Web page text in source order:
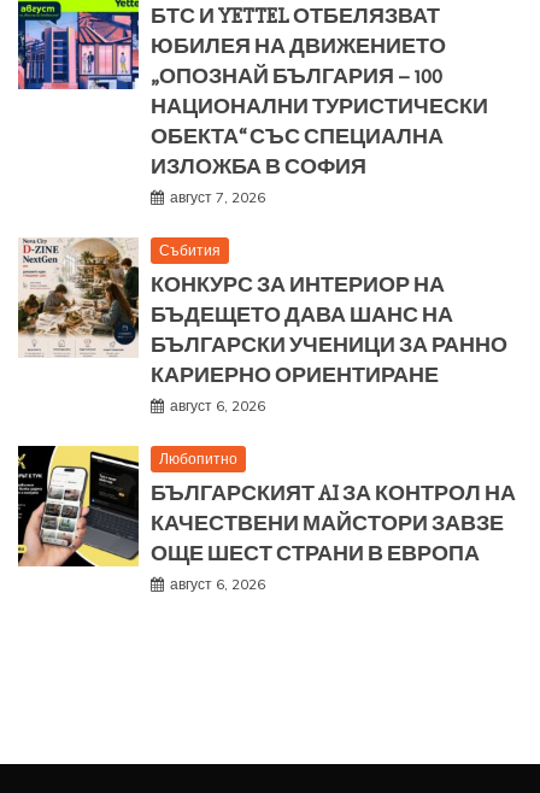
БТС И YETTEL ОТБЕЛЯЗВАТ
ЮБИЛЕЯ НА ДВИЖЕНИЕТО
„ОПОЗНАЙ БЪЛГАРИЯ – 100
НАЦИОНАЛНИ ТУРИСТИЧЕСКИ
ОБЕКТА“ СЪС СПЕЦИАЛНА
ИЗЛОЖБА В СОФИЯ
август 7, 2026
Събития
КОНКУРС ЗА ИНТЕРИОР НА
БЪДЕЩЕТО ДАВА ШАНС НА
БЪЛГАРСКИ УЧЕНИЦИ ЗА РАННО
КАРИЕРНО ОРИЕНТИРАНЕ
август 6, 2026
Любопитно
БЪЛГАРСКИЯТ AI ЗА КОНТРОЛ НА
КАЧЕСТВЕНИ МАЙСТОРИ ЗАВЗЕ
ОЩЕ ШЕСТ СТРАНИ В ЕВРОПА
август 6, 2026